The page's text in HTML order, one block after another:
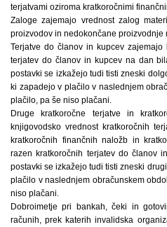
terjatvami oziroma kratkoročnimi
Zaloge zajemajo vrednost zalog
proizvodov in nedokončane proizvodnje
Terjatve do članov in kupcev zajemajo
terjatev do članov in kupcev na dan
postavki se izkažejo tudi tisti zneski
ki zapadejo v plačilo v naslednjem
plačilo, pa še niso plačani.
Druge kratkoročne terjatve in
knjigovodsko vrednost kratkoročnih
kratkoročnih finančnih naložb in
razen kratkoročnih terjatev do članov
postavki se izkažejo tudi tisti zneski
plačilo v naslednjem obračunskem
niso plačani.
Dobroimetje pri bankah, čeki in
računih, prek katerih invalidska